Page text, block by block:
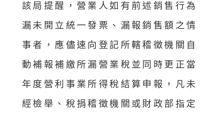
該局提醒，營業人如有前述銷售行為
漏未開立統一發票、漏報銷售額之情
事者，應儘速向登記所轄稽徵機關自
動補報補繳所漏營業稅並同時更正當
年度營利事業所得稅結算申報，凡未
經檢舉、稅捐稽徵機關或財政部指定